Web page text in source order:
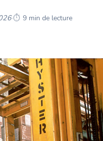
· 9 min de lecture